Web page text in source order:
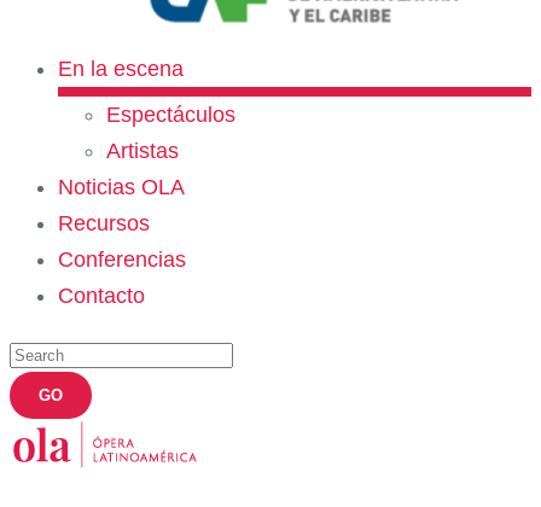
En la escena
Espectáculos
Artistas
Noticias OLA
Recursos
Conferencias
Contacto